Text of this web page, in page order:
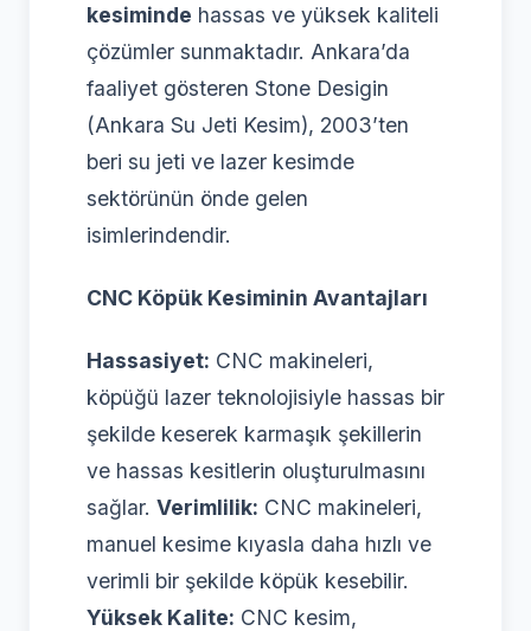
kesiminde hassas ve yüksek kaliteli
çözümler sunmaktadır. Ankara’da
faaliyet gösteren Stone Desigin
(Ankara Su Jeti Kesim), 2003’ten
beri su jeti ve lazеr kesimde
sektörünün önde gelen
isimlerindendir.
CNC Köpük Kesiminin Avantajları
Hassasiyet: CNC makineleri,
köpüğü lazer teknolojisiyle hassas bir
şekilde keserek karmaşık şekillerin
ve hassas kesitlerin oluşturulmasını
sağlar. Verimlilik: CNC makineleri,
manuel kesime kıyasla daha hızlı ve
verimli bir şekilde köpük kesebilir.
Yüksek Kalite: CNC kesim,